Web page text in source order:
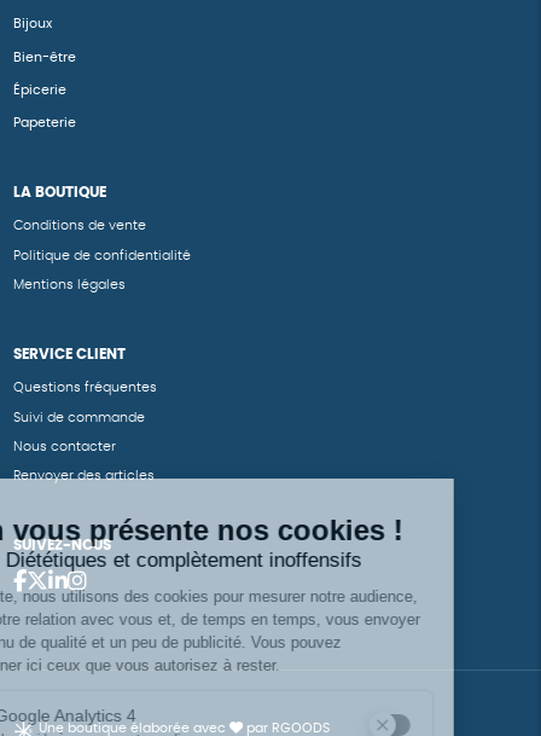
Bijoux
Bien-être
Épicerie
Papeterie
LA BOUTIQUE
Conditions de vente
Politique de confidentialité
Mentions légales
SERVICE CLIENT
Questions fréquentes
Suivi de commande
Nous contacter
Renvoyer des articles
SUIVEZ-NOUS
Une boutique élaborée avec par RGOODS